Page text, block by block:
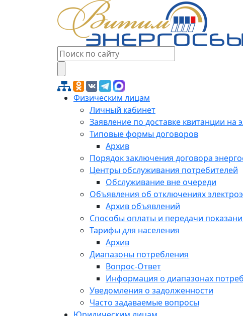
Физическим лицам
Личный кабинет
Заявление по доставке квитанции на
Типовые формы договоров
Архив
Порядок заключения договора
Центры обслуживания потребителей
Обслуживание вне очереди
Объявления об отключениях
Архив объявлений
Способы оплаты и передачи
Тарифы для населения
Архив
Диапазоны потребления
Вопрос-Ответ
Информация о диапазонах
Уведомления о задолженности
Часто задаваемые вопросы